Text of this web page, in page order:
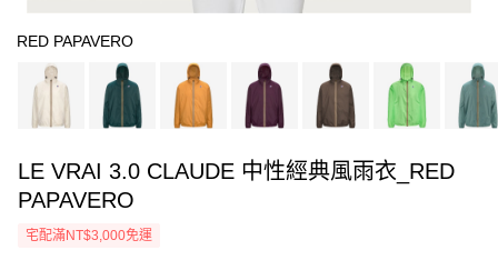
RED PAPAVERO
LE VRAI 3.0 CLAUDE 中性經典風雨衣_RED
PAPAVERO
宅配滿NT$3,000免運